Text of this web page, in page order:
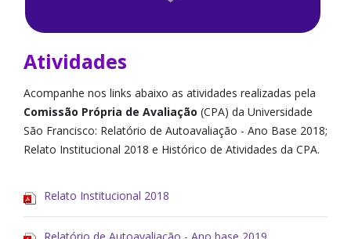
Calendário
Como participar
Composição da CPA
Legislação
Perfil do Ingressante
Resultados
Atividades
Acompanhe nos links abaixo as atividades realizadas pela
Comissão Própria de Avaliação (CPA) da Universidade
São Francisco: Relatório de Autoavaliação - Ano Base 2018;
Relato Institucional 2018 e Histórico de Atividades da CPA.
Relato Institucional 2018